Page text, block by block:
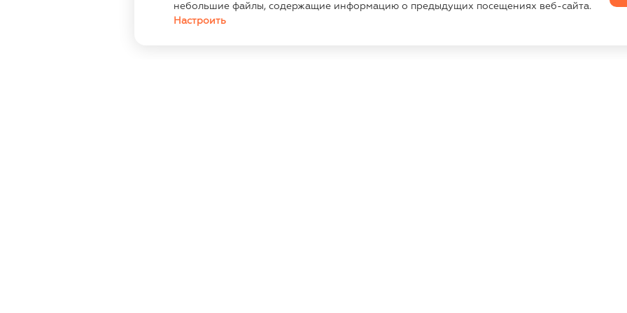
небольшие файлы, содержащие информацию о предыдущих посещениях веб-сайта.
Настроить